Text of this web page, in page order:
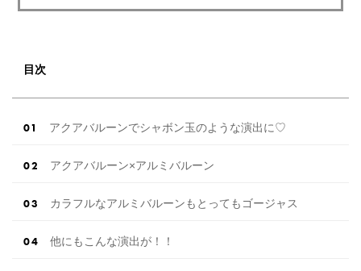
目次
アクアバルーンでシャボン玉のような演出に♡
アクアバルーン×アルミバルーン
カラフルなアルミバルーンもとってもゴージャス
他にもこんな演出が！！